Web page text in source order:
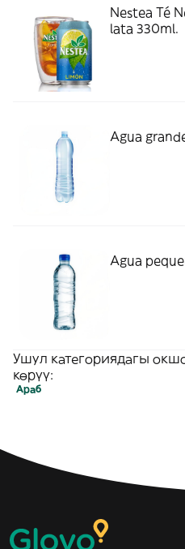
Nestea Té
lata 330ml.
Agua
Agua
Ушул категориядагы
көрүү:
Араб